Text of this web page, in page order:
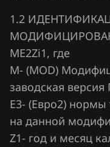
Geely
Genesis
GMC
Great Wall
Groz
Haima
1.2
ME2Zi1, где
М- (MOD)
заводская
Е3- (Евро2)
на данной
Z1- год и месяц